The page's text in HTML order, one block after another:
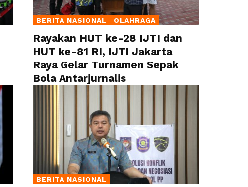
BERITA NASIONAL OLAHRAGA
Rayakan HUT ke-28 IJTI dan
HUT ke-81 RI, IJTI Jakarta
Raya Gelar Turnamen Sepak
Bola Antarjurnalis
BERITA NASIONAL